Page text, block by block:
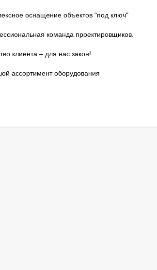
оснащение объектов "под ключ"
команда проектировщиков.
клиента – для нас закон!
ассортимент оборудования